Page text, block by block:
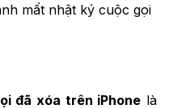
mất nhật ký cuộc gọi
đã xóa trên iPhone là